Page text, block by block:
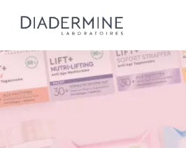
Alle produkte